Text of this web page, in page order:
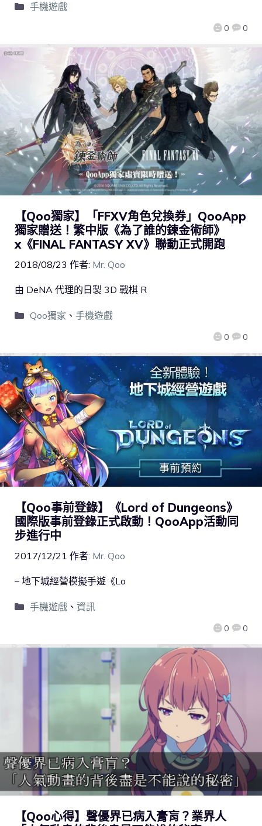
0 0
手機遊戲
【Qoo獨家】「FFXV角色兌換券」QooApp
獨家贈送！繁中版《為了誰的鍊金術師》
x《FINAL FANTASY XV》聯動正式開跑
2018/08/23 作者: Mr. Qoo
0 0
由 DeNA 代理的日製 3D 戰棋 R
Qoo獨家 、 手機遊戲
【Qoo事前登錄】《Lord of Dungeons》
國際版事前登錄正式啟動！QooApp活動同
步進行中
2017/12/21 作者: Mr. Qoo
0 0
– 地下城經營模擬手遊《Lo
手機遊戲、 資訊
【Qoo心得】聲優界已病入膏肓？業界人